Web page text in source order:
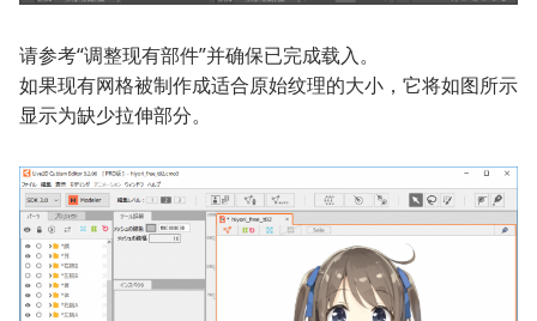
请参考“调整现有部件”并确保已完成载入。
如果现有网格被制作成适合原始纹理的大小，它将如图所示
显示为缺少拉伸部分。